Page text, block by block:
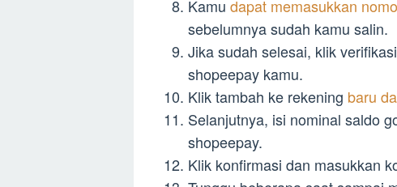
Kamu dapat memasukkan
sebelumnya sudah kamu salin.
Jika sudah selesai, klik verifikasi
shopeepay kamu.
Klik tambah ke rekening baru
Selanjutnya, isi nominal saldo
shopeepay.
Klik konfirmasi dan masukkan